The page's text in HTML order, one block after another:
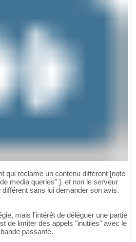
qui réclame un contenu différent [note
media queries" ], et non le serveur
sans lui demander son avis.
mais l'intérêt de déléguer une partie
de limiter des appels "inutiles" avec le
passante.